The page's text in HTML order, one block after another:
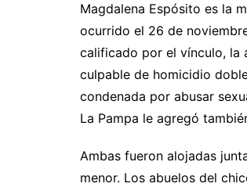
Magdalena Espósito es la
ocurrido el 26 de
calificado por el vínculo, la
culpable de homicidio
condenada por abusar
La Pampa le agregó
Ambas fueron alojadas
menor. Los abuelos del